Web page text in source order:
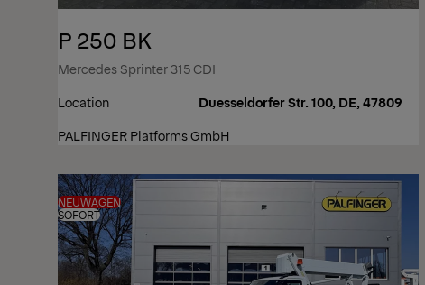
P 250 BK
Mercedes Sprinter 315 CDI
Location
Duesseldorfer Str. 100, DE, 47809
PALFINGER Platforms GmbH
NEUWAGEN
SOFORT